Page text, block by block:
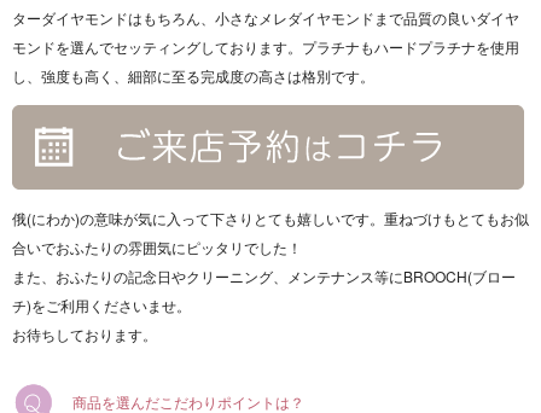
ターダイヤモンドはもちろん、小さなメレダイヤモンドまで品質の良いダイヤ
モンドを選んでセッティングしております。プラチナもハードプラチナを使用
し、強度も高く、細部に至る完成度の高さは格別です。
俄(にわか)の意味が気に入って下さりとても嬉しいです。重ねづけもとてもお似
合いでおふたりの雰囲気にピッタリでした！
また、おふたりの記念日やクリーニング、メンテナンス等にBROOCH(ブロー
チ)をご利用くださいませ。
お待ちしております。
商品を選んだこだわりポイントは？